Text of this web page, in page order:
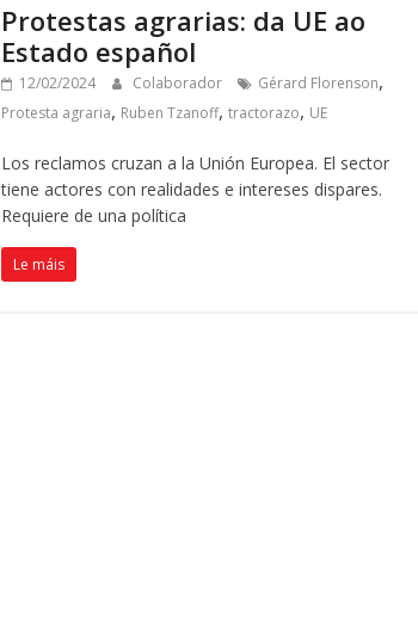
Protestas agrarias: da UE ao
Estado español
12/02/2024 Colaborador Gérard Florenson,
Protesta agraria, Ruben Tzanoff,tractorazo, UE
Los reclamos cruzan a la Unión Europea. El sector
tiene actores con realidades e intereses dispares.
Requiere de una política
Le máis